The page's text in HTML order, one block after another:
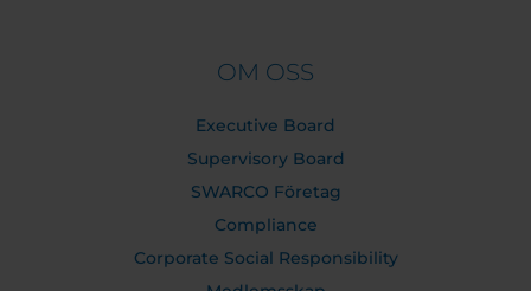
OM OSS
Executive Board
Supervisory Board
SWARCO Företag
Compliance
Corporate Social Responsibility